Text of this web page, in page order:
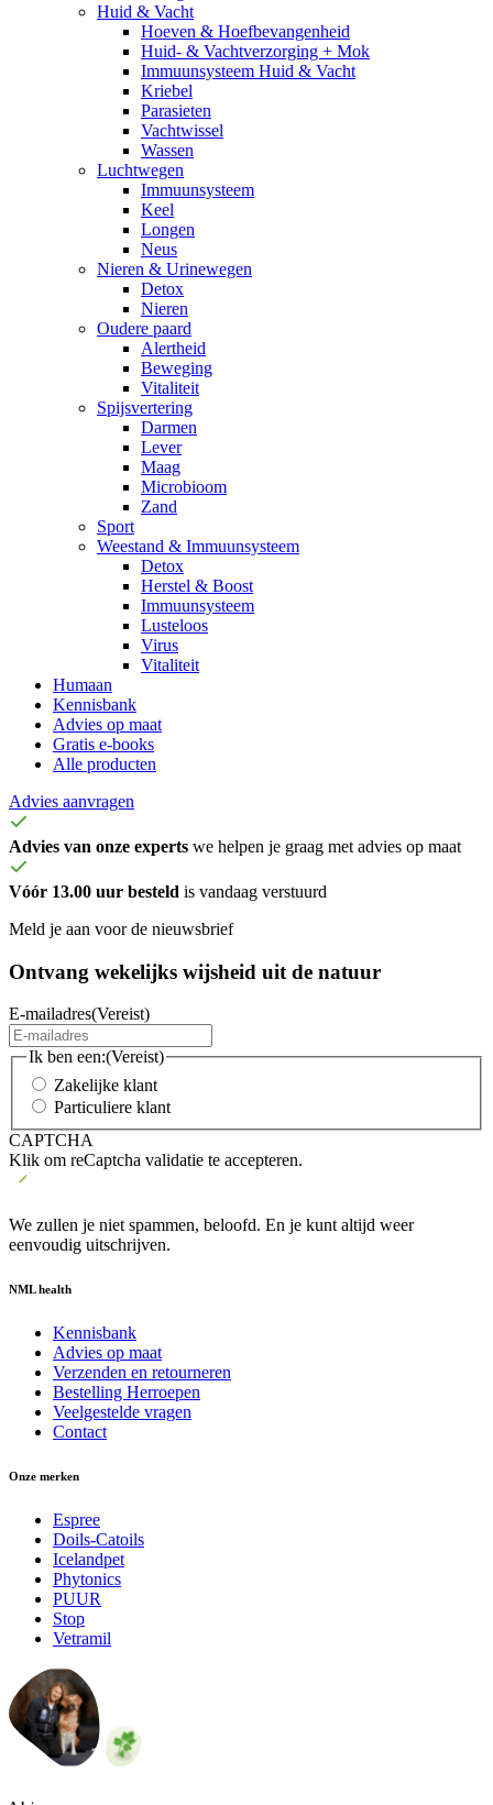
Huid & Vacht
Hoeven & Hoefbevangenheid
Huid- & Vachtverzorging + Mok
Immuunsysteem Huid & Vacht
Kriebel
Parasieten
Vachtwissel
Wassen
Luchtwegen
Immuunsysteem
Keel
Longen
Neus
Nieren & Urinewegen
Detox
Nieren
Oudere paard
Alertheid
Beweging
Vitaliteit
Spijsvertering
Darmen
Lever
Maag
Microbioom
Zand
Sport
Weestand & Immuunsysteem
Detox
Herstel & Boost
Immuunsysteem
Lusteloos
Virus
Vitaliteit
Humaan
Kennisbank
Advies op maat
Gratis e-books
Alle producten
Advies aanvragen
Advies van onze experts we helpen je graag met advies op maat
Vóór 13.00 uur besteld is vandaag verstuurd
Meld je aan voor de nieuwsbrief
Ontvang wekelijks wijsheid uit de natuur
E-mailadres(Vereist)
Ik ben een:(Vereist)
Zakelijke klant
Particuliere klant
CAPTCHA
Klik om reCaptcha validatie te accepteren.
We zullen je niet spammen, beloofd. En je kunt altijd weer
eenvoudig uitschrijven.
NML health
Kennisbank
Advies op maat
Verzenden en retourneren
Bestelling Herroepen
Veelgestelde vragen
Contact
Onze merken
Espree
Doils-Catoils
Icelandpet
Phytonics
PUUR
Stop
Vetramil